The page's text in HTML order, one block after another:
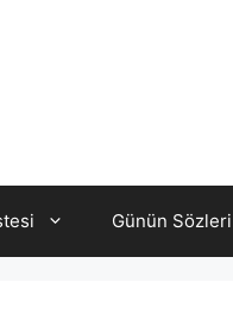
Günün Sözleri